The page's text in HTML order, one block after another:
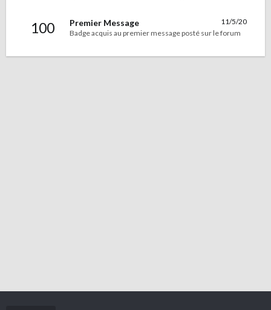
100 11/5/20
Premier Message
Badge acquis au premier message posté sur le forum